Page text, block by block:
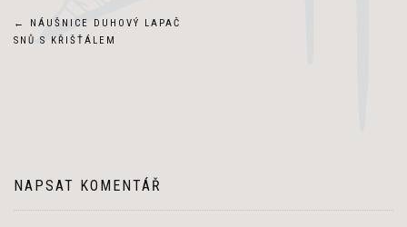
Navigace
←
NÁUŠNICE DUHOVÝ LAPAČ
SNŮ S KŘIŠŤÁLEM
NAPSAT KOMENTÁŘ